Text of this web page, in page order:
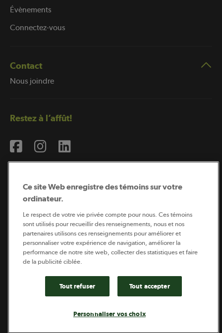
Évènements
Connectez-vous
Contact
Nous joindre
Restez à l’affût!
Coopérateur est publié par Sollio Groupe Coopératif.
Il est l’outil d’information de la coopération agricole
québécoise.
Ce site Web enregistre des témoins sur votre
ordinateur.
Le respect de votre vie privée compte pour nous. Ces témoins
sont utilisés pour recueillir des renseignements, nous et nos
partenaires utilisons ces renseignements pour améliorer et
personnaliser votre expérience de navigation, améliorer la
performance de notre site web, collecter des statistiques et faire
de la publicité ciblée.
Tout refuser Tout accepter
Personnaliser vos choix